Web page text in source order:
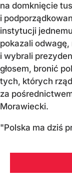
na domknięcie
i
instytucji
pokazali odwagę,
i wybrali
głosem, bronić
tych, których
za
Morawiecki.
"Polska ma dziś